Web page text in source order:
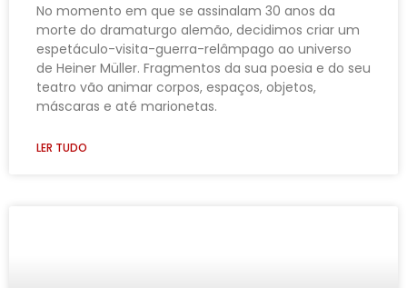
No momento em que se assinalam 30 anos da
morte do dramaturgo alemão, decidimos criar um
espetáculo-visita-guerra-relâmpago ao universo
de Heiner Müller. Fragmentos da sua poesia e do seu
teatro vão animar corpos, espaços, objetos,
máscaras e até marionetas.
LER TUDO